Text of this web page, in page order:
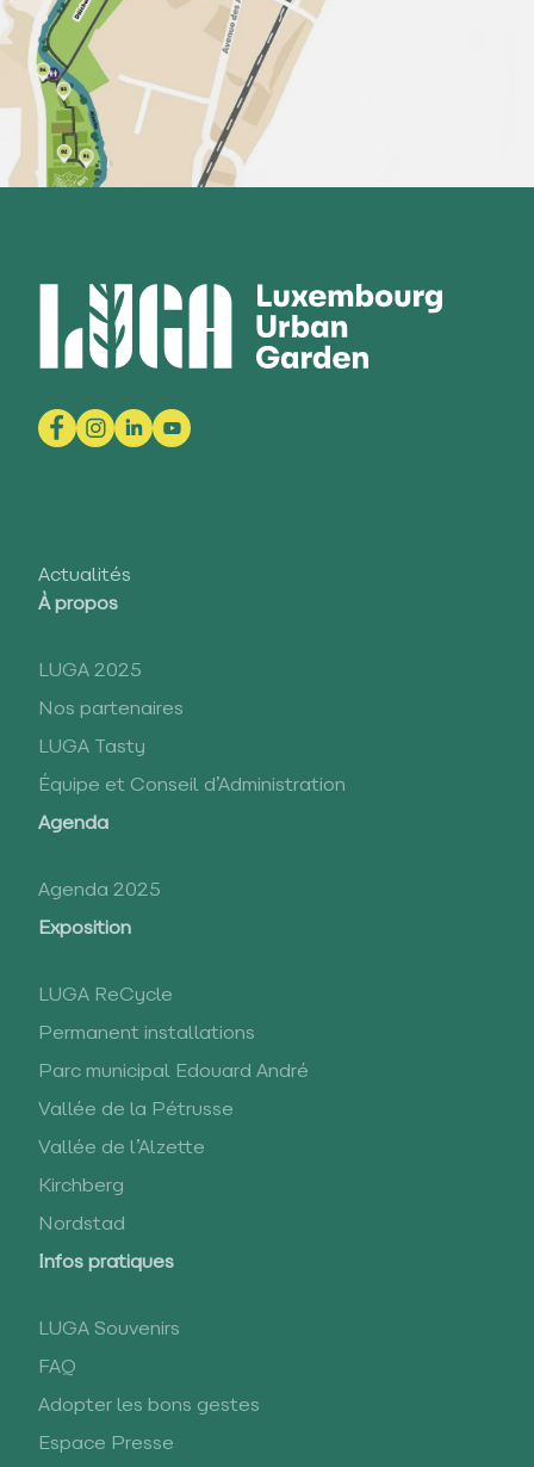
Actualités
À propos
LUGA 2025
Nos partenaires
LUGA Tasty
Équipe et Conseil d’Administration
Agenda
Agenda 2025
Exposition
LUGA ReCycle
Permanent installations
Parc municipal Edouard André
Vallée de la Pétrusse
Vallée de l’Alzette
Kirchberg
Nordstad
Infos pratiques
LUGA Souvenirs
FAQ
Adopter les bons gestes
Espace Presse